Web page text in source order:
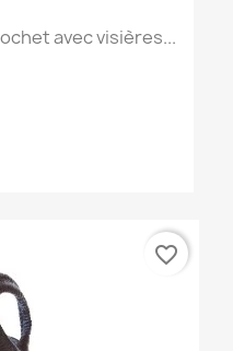
avec visières...
favorite_border